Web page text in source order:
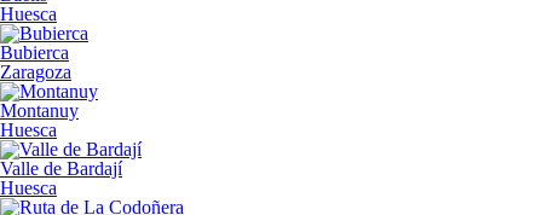
Huesca
Bubierca
Zaragoza
Montanuy
Huesca
Valle de Bardají
Huesca